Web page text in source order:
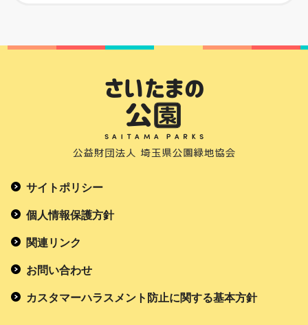
サイトポリシー
個人情報保護方針
関連リンク
お問い合わせ
カスタマーハラスメント防止に関する基本方針